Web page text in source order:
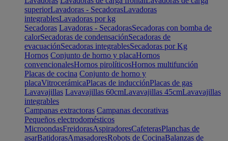
superiorLavadoras - SecadorasLavadoras
integrablesLavadoras por kg
Secadoras Lavadoras - SecadorasSecadoras con bomba de
calorSecadoras de condensaciónSecadoras de
evacuaciónSecadoras integrablesSecadoras por Kg
Hornos Conjunto de horno y placaHornos
convencionalesHornos pirolíticosHornos multifunción
Placas de cocina Conjunto de horno y
placaVitrocerámicaPlacas de inducciónPlacas de gas
Lavavajillas Lavavajillas 60cmLavavajillas 45cmLavavajillas
integrables
Campanas extractoras Campanas decorativas
Pequeños electrodomésticos
MicroondasFreidorasAspiradoresCafeterasPlanchas de
asarBatidorasAmasadoresRobots de CocinaBalanzas de